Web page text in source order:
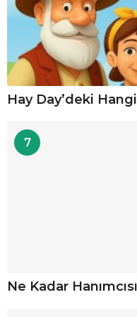
Hay Day’deki
7
Ne Kadar